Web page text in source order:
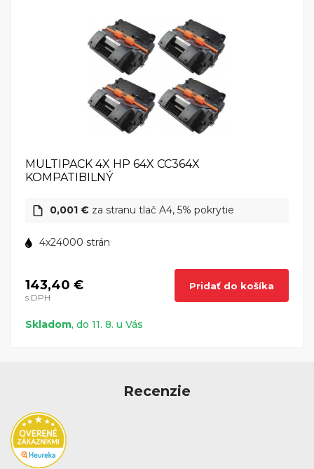
MULTIPACK 4X HP 64X CC364X
KOMPATIBILNÝ
0,001 € za stranu tlač A4, 5% pokrytie
4x24000 strán
143,40 €
s DPH
Pridať do košíka
Skladom, do 11. 8. u Vás
Recenzie